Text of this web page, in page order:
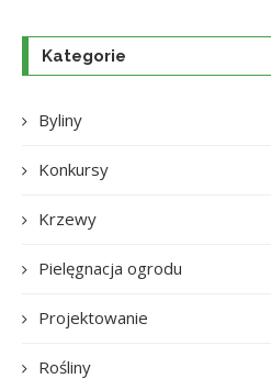
Kategorie
Byliny
Konkursy
Krzewy
Pielęgnacja ogrodu
Projektowanie
Rośliny